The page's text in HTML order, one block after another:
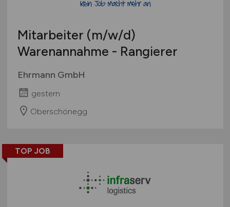
Mitarbeiter (m/w/d)
Warenannahme - Rangierer
Ehrmann GmbH
gestern
Oberschönegg
TOP JOB